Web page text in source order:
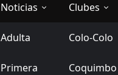
Noticias
Selección Chilena
Adulta
Sub-20
Futbol Nacional
Primera
Clubes
Primera
Colo-Colo
Ascenso